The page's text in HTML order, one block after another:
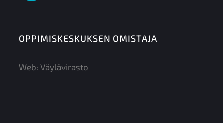
OPPIMISKESKUKSEN OMISTAJA
Web: Väylävirasto